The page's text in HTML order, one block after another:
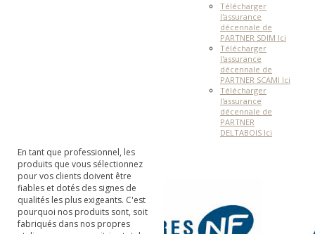
Télécharger
l'assurance
décennale de
PARTNER SDIM Ici
Télécharger
l'assurance
décennale de
PARTNER SCAMI Ici
Télécharger
l'assurance
décennale de
PARTNER
DELTABOIS Ici
En tant que professionnel, les
produits que vous sélectionnez
pour vos clients doivent être
fiables et dotés des signes de
qualités les plus exigeants. C'est
pourquoi nos produits sont, soit
fabriqués dans nos propres